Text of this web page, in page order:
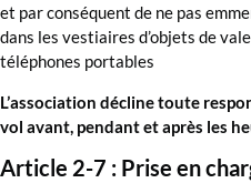
et par conséquent de ne pas
dans les vestiaires d’objets de
téléphones portables
L’association décline toute
vol avant, pendant et après les
Article 2-7 : Prise en